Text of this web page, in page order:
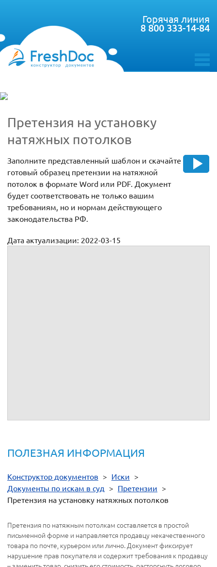
toggle
Горячая линия
8 800 333-14-84
Претензия на установку
натяжных потолков
Заполните представленный шаблон и скачайте
готовый образец претензии на натяжной
потолок в формате Word или PDF. Документ
будет соответствовать не только вашим
требованиям, но и нормам действующего
законодательства РФ.
Дата актуализации: 2022-03-15
ПОЛЕЗНАЯ ИНФОРМАЦИЯ
Конструктор документов > Иски >
Документы по искам в суд > Претензии >
Претензия на установку натяжных потолков
Претензия по натяжным потолкам составляется в простой
письменной форме и направляется продавцу некачественного
товара по почте, курьером или лично. Документ фиксирует
нарушение прав покупателя и содержит требования к продавцу